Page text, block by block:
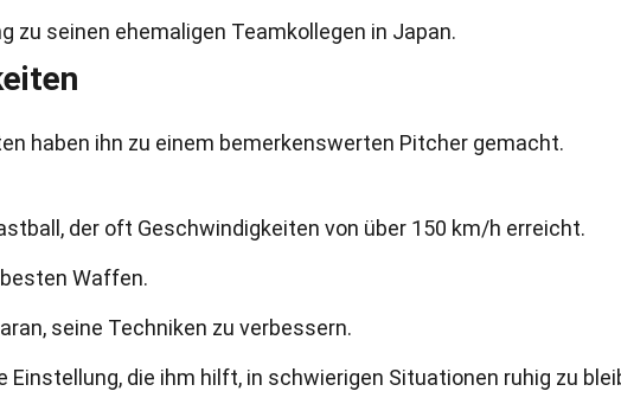
zu seinen ehemaligen Teamkollegen in Japan.
haben ihn zu einem bemerkenswerten Pitcher gemacht.
der oft Geschwindigkeiten von über 150 km/h erreicht.
Waffen.
seine Techniken zu verbessern.
Einstellung, die ihm hilft, in schwierigen Situationen ruhig zu